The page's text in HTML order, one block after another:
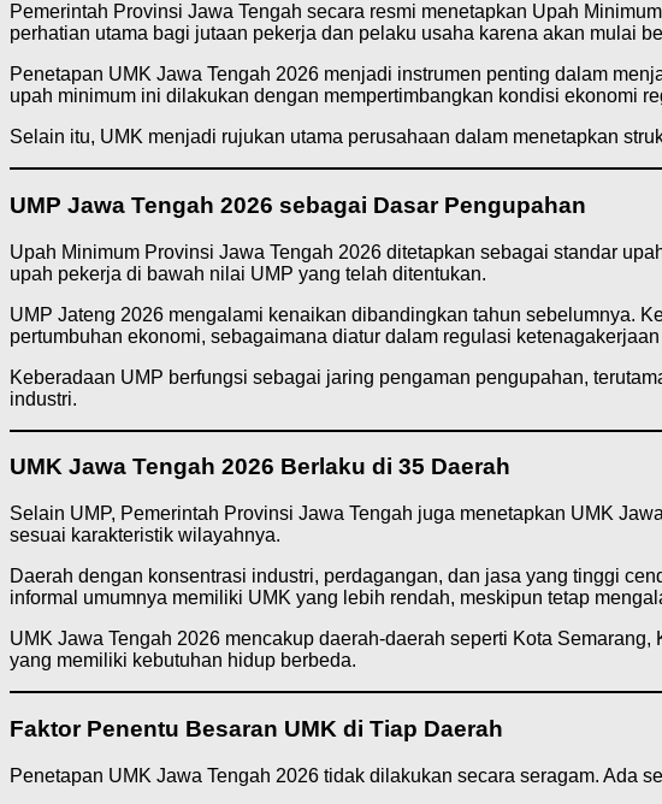
Pemerintah Provinsi Jawa Tengah secara resmi menetapkan Upah
perhatian utama bagi jutaan pekerja dan pelaku usaha karena akan mulai
Penetapan UMK Jawa Tengah 2026 menjadi instrumen penting dalam
upah minimum ini dilakukan dengan mempertimbangkan kondisi ekonomi
Selain itu, UMK menjadi rujukan utama perusahaan dalam menetapkan
UMP Jawa Tengah 2026 sebagai Dasar Pengupahan
Upah Minimum Provinsi Jawa Tengah 2026 ditetapkan sebagai standar
upah pekerja di bawah nilai UMP yang telah ditentukan.
UMP Jateng 2026 mengalami kenaikan dibandingkan tahun sebelumnya.
pertumbuhan ekonomi, sebagaimana diatur dalam regulasi ketenagakerjaan
Keberadaan UMP berfungsi sebagai jaring pengaman pengupahan,
industri.
UMK Jawa Tengah 2026 Berlaku di 35 Daerah
Selain UMP, Pemerintah Provinsi Jawa Tengah juga menetapkan UMK
sesuai karakteristik wilayahnya.
Daerah dengan konsentrasi industri, perdagangan, dan jasa yang tinggi
informal umumnya memiliki UMK yang lebih rendah, meskipun tetap
UMK Jawa Tengah 2026 mencakup daerah-daerah seperti Kota
yang memiliki kebutuhan hidup berbeda.
Faktor Penentu Besaran UMK di Tiap Daerah
Penetapan UMK Jawa Tengah 2026 tidak dilakukan secara seragam. Ada